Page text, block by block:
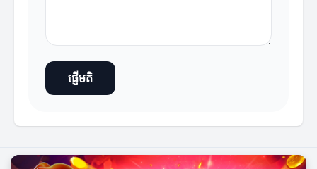
ផ្ញើមតិ